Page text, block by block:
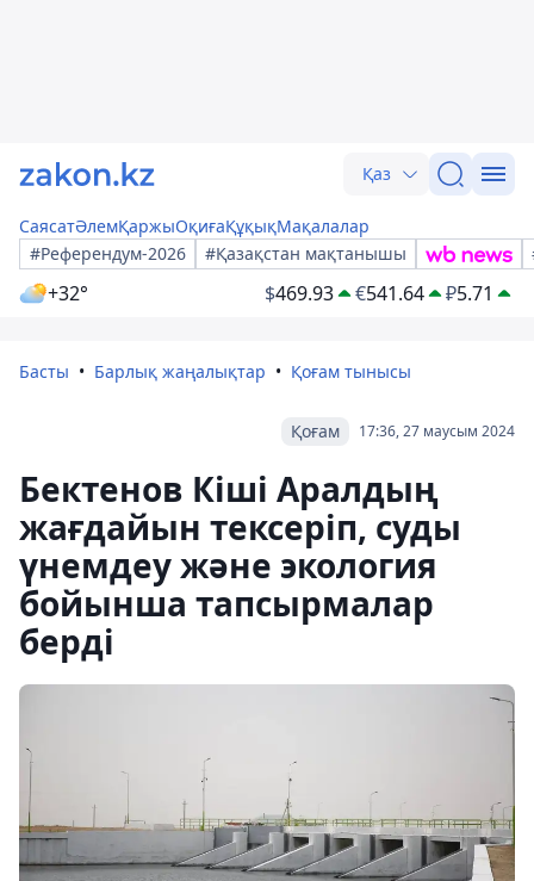
Қаз
СаясатӘлемҚаржыОқиғаҚұқықМақалалар
#Референдум-2026
#Қазақстан мақтанышы
+32° $469.93 €541.64 ₽5.71
Басты Барлық жаңалықтар Қоғам тынысы
17:36, 27 маусым 2024
Қоғам
Бектенов Кіші Аралдың
жағдайын тексеріп, суды
үнемдеу және экология
бойынша тапсырмалар
берді